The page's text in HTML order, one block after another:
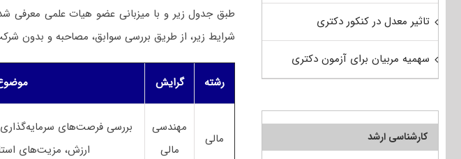
طبق جدول زیر و با میزبانی عضو هیات علمی معرفی
شرایط زیر، از طریق بررسی سوابق، مصاحبه و بدون شرکت در آزمون
رشته گرایش
مالی
مهندسی
مالی
بررسی فرصت‌های سرمایه‌گذاری
ارزش، مزیت‌های
تاثیر معدل در کنکور دکتری
سهمیه مربیان برای آزمون دکتری
کارشناسی ارشد